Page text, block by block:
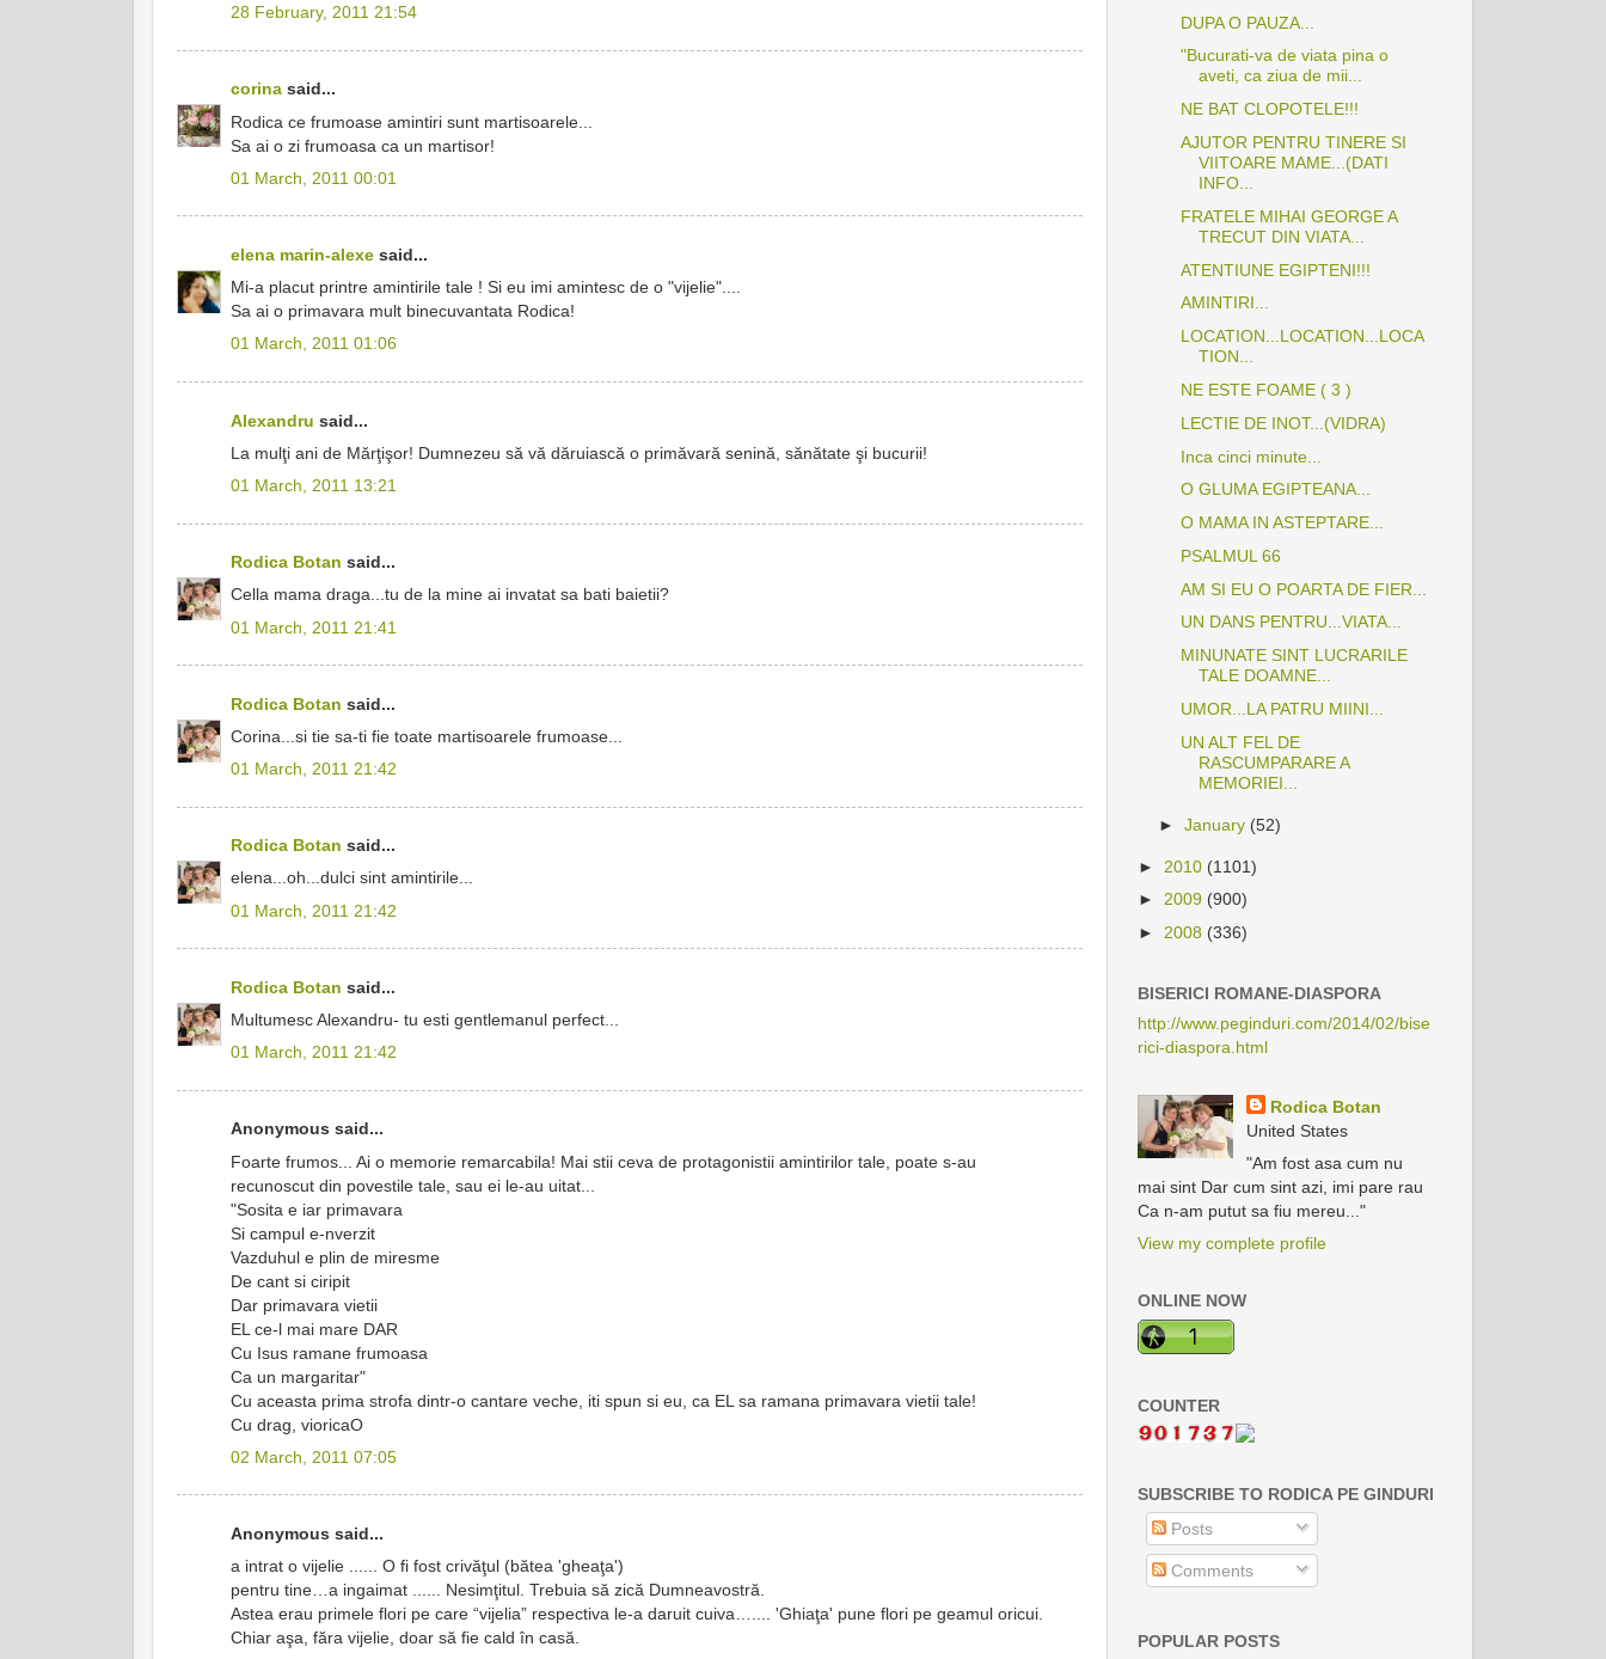
28 February, 2011 21:54
corina said...
Rodica ce frumoase amintiri sunt martisoarele...
Sa ai o zi frumoasa ca un martisor!
01 March, 2011 00:01
elena marin-alexe said...
Mi-a placut printre amintirile tale ! Si eu imi amintesc de o "vijelie"....
Sa ai o primavara mult binecuvantata Rodica!
01 March, 2011 01:06
Alexandru said...
La mulţi ani de Mărţişor! Dumnezeu să vă dăruiască o primăvară senină, sănătate şi bucurii!
01 March, 2011 13:21
Rodica Botan said...
Cella mama draga...tu de la mine ai invatat sa bati baietii?
01 March, 2011 21:41
Rodica Botan said...
Corina...si tie sa-ti fie toate martisoarele frumoase...
01 March, 2011 21:42
Rodica Botan said...
elena...oh...dulci sint amintirile...
01 March, 2011 21:42
Rodica Botan said...
Multumesc Alexandru- tu esti gentlemanul perfect...
01 March, 2011 21:42
Anonymous said...
Foarte frumos... Ai o memorie remarcabila! Mai stii ceva de protagonistii amintirilor tale, poate s-au
recunoscut din povestile tale, sau ei le-au uitat...
"Sosita e iar primavara
Si campul e-nverzit
Vazduhul e plin de miresme
De cant si ciripit
Dar primavara vietii
EL ce-l mai mare DAR
Cu Isus ramane frumoasa
Ca un margaritar"
Cu aceasta prima strofa dintr-o cantare veche, iti spun si eu, ca EL sa ramana primavara vietii tale!
Cu drag, vioricaO
02 March, 2011 07:05
Anonymous said...
a intrat o vijelie ...... O fi fost crivăţul (bătea 'gheaţa')
pentru tine…a ingaimat ...... Nesimţitul. Trebuia să zică Dumneavostră.
Astea erau primele flori pe care “vijelia” respectiva le-a daruit cuiva….... 'Ghiaţa' pune flori pe geamul oricui.
Chiar aşa, făra vijelie, doar să fie cald în casă.
DUPA O PAUZA...
"Bucurati-va de viata pina o
aveti, ca ziua de mii...
NE BAT CLOPOTELE!!!
AJUTOR PENTRU TINERE SI
VIITOARE MAME...(DATI
INFO...
FRATELE MIHAI GEORGE A
TRECUT DIN VIATA...
ATENTIUNE EGIPTENI!!!
AMINTIRI...
LOCATION...LOCATION...LOCA
TION...
NE ESTE FOAME ( 3 )
LECTIE DE INOT...(VIDRA)
Inca cinci minute...
O GLUMA EGIPTEANA...
O MAMA IN ASTEPTARE...
PSALMUL 66
AM SI EU O POARTA DE FIER...
UN DANS PENTRU...VIATA...
MINUNATE SINT LUCRARILE
TALE DOAMNE...
UMOR...LA PATRU MIINI...
UN ALT FEL DE
RASCUMPARARE A
MEMORIEI...
►January (52)
► 2010 (1101)
► 2009 (900)
► 2008 (336)
BISERICI ROMANE-DIASPORA
http://www.peginduri.com/2014/02/bise
rici-diaspora.html
Rodica Botan
United States
"Am fost asa cum nu
mai sint Dar cum sint azi, imi pare rau
Ca n-am putut sa fiu mereu..."
View my complete profile
ONLINE NOW
COUNTER
SUBSCRIBE TO RODICA PE GINDURI
Posts
Comments
POPULAR POSTS